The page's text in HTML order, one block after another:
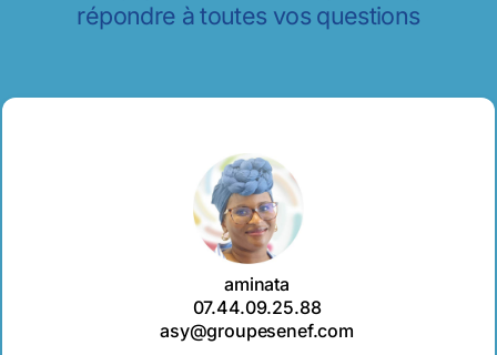
répondre à toutes vos questions
aminata
07.44.09.25.88
asy@groupesenef.com